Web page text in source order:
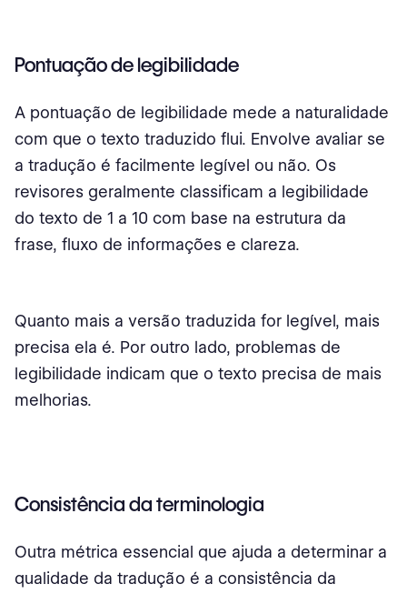
Pontuação de legibilidade
A pontuação de legibilidade mede a naturalidade
com que o texto traduzido flui. Envolve avaliar se
a tradução é facilmente legível ou não. Os
revisores geralmente classificam a legibilidade
do texto de 1 a 10 com base na estrutura da
frase, fluxo de informações e clareza.
Quanto mais a versão traduzida for legível, mais
precisa ela é. Por outro lado, problemas de
legibilidade indicam que o texto precisa de mais
melhorias.
Consistência da terminologia
Outra métrica essencial que ajuda a determinar a
qualidade da tradução é a consistência da